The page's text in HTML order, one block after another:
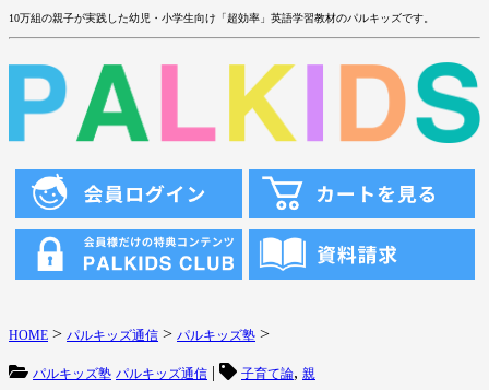
10万組の親子が実践した幼児・小学生向け「超効率」英語学習教材のパルキッズです。
HOME > パルキッズ通信 > パルキッズ塾 >
パルキッズ塾 パルキッズ通信 | 子育て論, 親